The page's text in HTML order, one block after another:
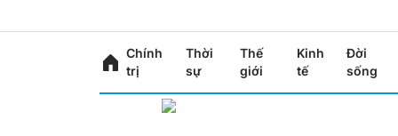
Chính
trị
Thời
sự
Thế
giới
Kinh
tế
Đời
sống